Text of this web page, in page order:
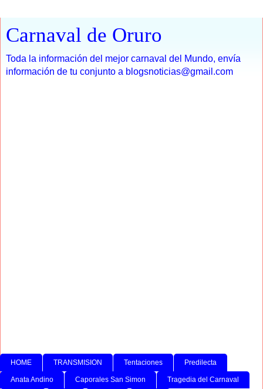
Carnaval de Oruro
Toda la información del mejor carnaval del Mundo, envía
información de tu conjunto a blogsnoticias@gmail.com
HOME TRANSMISION Tentaciones Predilecta
Anata Andino Caporales San Simon Tragedia del Carnaval